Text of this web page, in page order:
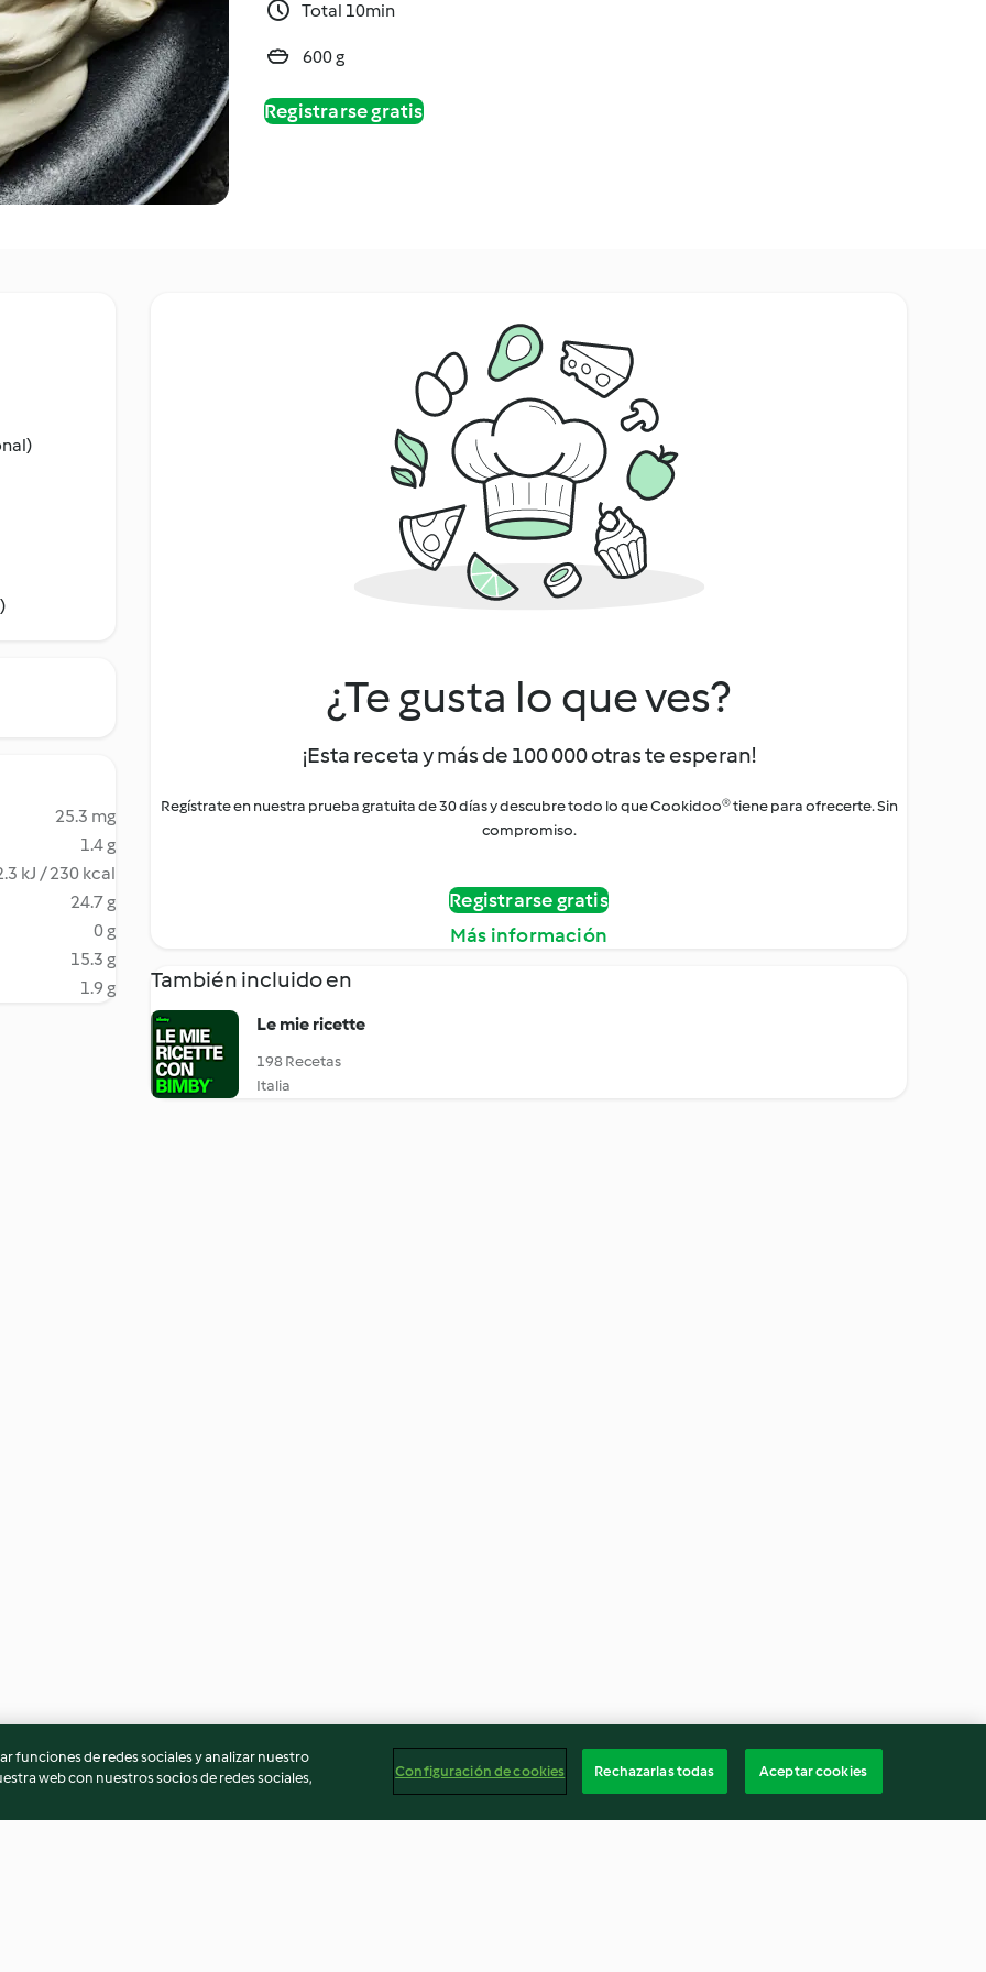
Total 10min
600 g
Registrarse gratis
25.3 mg
1.4 g
kJ / 230 kcal
24.7 g
0 g
15.3 g
1.9 g
¿Te gusta lo que ves?
¡Esta receta y más de 100 000 otras te esperan!
Regístrate en nuestra prueba gratuita de 30 días y descubre todo lo que Cookidoo® tiene para ofrecerte. Sin
compromiso.
Registrarse gratis
Más información
También incluido en
Le mie ricette
198 Recetas
Italia
funciones de redes sociales y analizar nuestro
web con nuestros socios de redes sociales,
Configuración de cookies Rechazarlas todas Aceptar cookies